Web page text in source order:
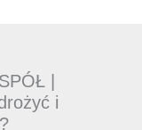
|
i